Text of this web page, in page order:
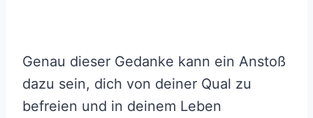
Genau dieser Gedanke kann ein Anstoß
dazu sein, dich von deiner Qual zu
befreien und in deinem Leben